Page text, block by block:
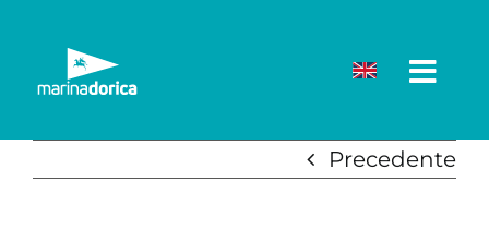
contenuto
Precedente